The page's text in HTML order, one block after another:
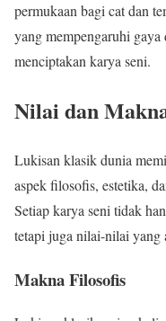
permukaan bagi cat dan
yang mempengaruhi
menciptakan karya seni.
Nilai dan
Lukisan klasik dunia
aspek filosofis, estetika,
Setiap karya seni tidak
tetapi juga nilai-nilai yang
Makna Filosofis